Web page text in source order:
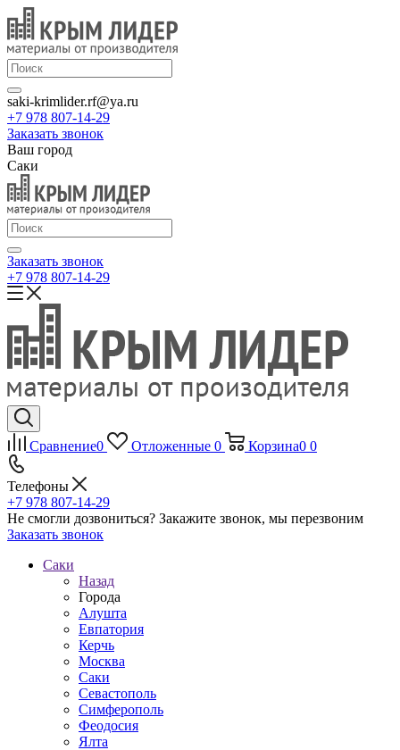
saki-krimlider.rf@ya.ru
+7 978 807-14-29
Заказать звонок
Ваш город
Саки
Заказать звонок
+7 978 807-14-29
Сравнение0 Отложенные 0 Корзина0 0
Телефоны
+7 978 807-14-29
Не смогли дозвониться? Закажите звонок, мы перезвоним
Заказать звонок
Саки
Назад
Города
Алушта
Евпатория
Керчь
Москва
Саки
Севастополь
Симферополь
Феодосия
Ялта